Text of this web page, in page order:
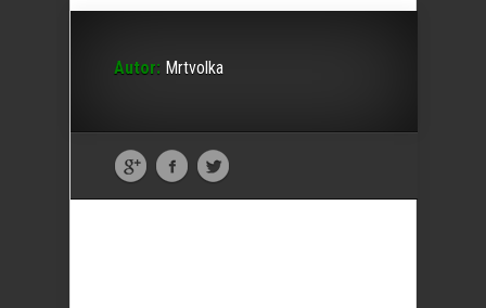
Autor: Mrtvolka